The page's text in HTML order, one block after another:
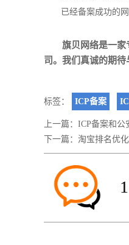
已经备案成功的
旗贝网络是一家
司。我们真诚的期待
标签： ICP备案
上一篇： ICP备案和公
下一篇： 淘宝排名优